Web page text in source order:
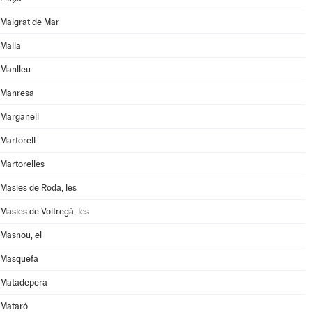
Malgrat de Mar
Malla
Manlleu
Manresa
Marganell
Martorell
Martorelles
Masies de Roda, les
Masies de Voltregà, les
Masnou, el
Masquefa
Matadepera
Mataró